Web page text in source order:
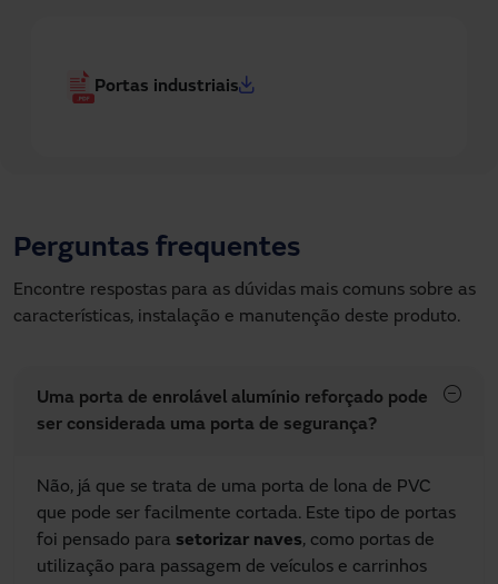
Portas industriais
Perguntas frequentes
Encontre respostas para as dúvidas mais comuns sobre as
características, instalação e manutenção deste produto.
Uma porta de enrolável alumínio reforçado pode
ser considerada uma porta de segurança?
Não, já que se trata de uma porta de lona de PVC
que pode ser facilmente cortada. Este tipo de portas
foi pensado para setorizar naves, como portas de
utilização para passagem de veículos e carrinhos